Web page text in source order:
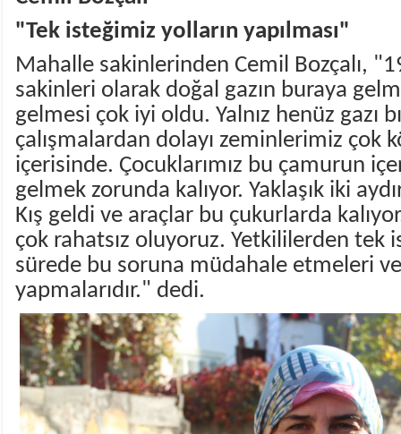
"Tek isteğimiz yolların yapılması"
Mahalle sakinlerinden Cemil Bozçalı,
sakinleri olarak doğal gazın buraya
gelmesi çok iyi oldu. Yalnız henüz gazı
çalışmalardan dolayı zeminlerimiz çok
içerisinde. Çocuklarımız bu çamurun
gelmek zorunda kalıyor. Yaklaşık iki
Kış geldi ve araçlar bu çukurlarda
çok rahatsız oluyoruz. Yetkililerden tek
sürede bu soruna müdahale etmeleri ve
yapmalarıdır." dedi.